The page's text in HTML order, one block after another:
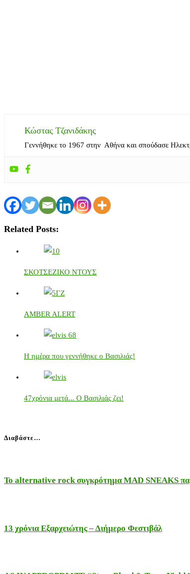
Κώστας Τζανιδάκης
Γεννήθηκε το 1967 στην Αθήνα και σπούδασε
Related Posts:
ΣΚΟΤΣΕΖΙΚΟ ΝΤΟΥΣ
AMBER ALERT
Η ημέρα που γεννήθηκε ο Βασιλιάς!
47χρόνια μετά... Ο Βασιλιάς ζει!
Διαβάστε…
Το alternative rock συγκρότημα MAD SNEAKS
13 χρόνια Εξαρχειώτης – Διήμερο Φεστιβάλ